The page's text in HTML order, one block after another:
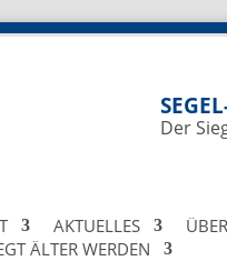
Der
AKTUELLES
ÄLTER WERDEN